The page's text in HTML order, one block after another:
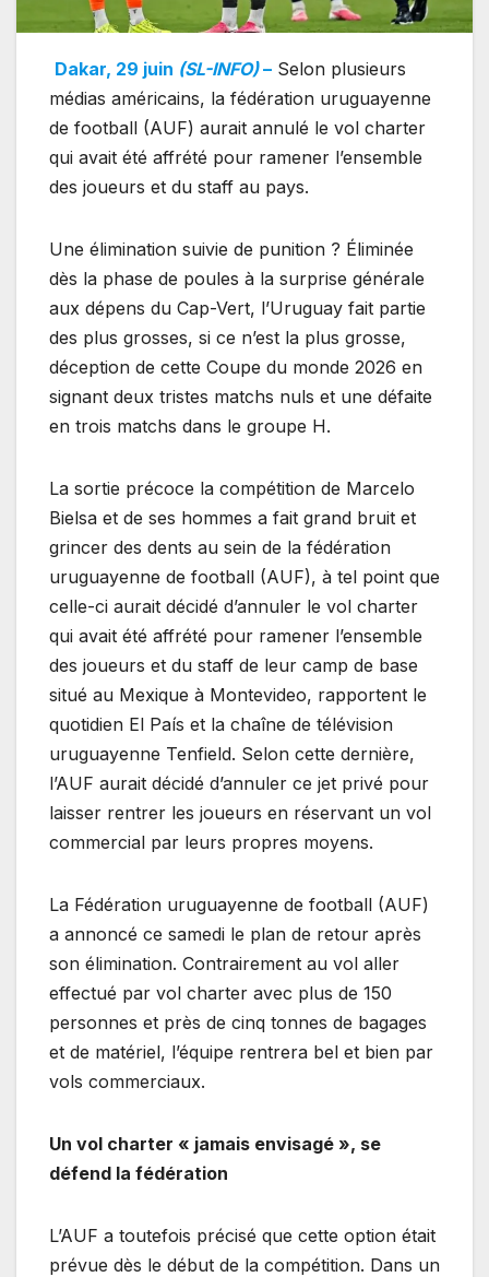
Dakar, 29 juin (SL-INFO)– Selon plusieurs
médias américains, la fédération uruguayenne
de football (AUF) aurait annulé le vol charter
qui avait été affrété pour ramener l’ensemble
des joueurs et du staff au pays.
Une élimination suivie de punition ? Éliminée
dès la phase de poules à la surprise générale
aux dépens du Cap-Vert, l’Uruguay fait partie
des plus grosses, si ce n’est la plus grosse,
déception de cette Coupe du monde 2026 en
signant deux tristes matchs nuls et une défaite
en trois matchs dans le groupe H.
La sortie précoce la compétition de Marcelo
Bielsa et de ses hommes a fait grand bruit et
grincer des dents au sein de la fédération
uruguayenne de football (AUF), à tel point que
celle-ci aurait décidé d’annuler le vol charter
qui avait été affrété pour ramener l’ensemble
des joueurs et du staff de leur camp de base
situé au Mexique à Montevideo, rapportent le
quotidien El País et la chaîne de télévision
uruguayenne Tenfield. Selon cette dernière,
l’AUF aurait décidé d’annuler ce jet privé pour
laisser rentrer les joueurs en réservant un vol
commercial par leurs propres moyens.
La Fédération uruguayenne de football (AUF)
a annoncé ce samedi le plan de retour après
son élimination. Contrairement au vol aller
effectué par vol charter avec plus de 150
personnes et près de cinq tonnes de bagages
et de matériel, l’équipe rentrera bel et bien par
vols commerciaux.
Un vol charter « jamais envisagé », se
défend la fédération
L’AUF a toutefois précisé que cette option était
prévue dès le début de la compétition. Dans un